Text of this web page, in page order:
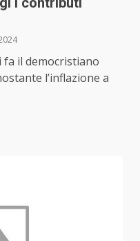
fa il democristiano
l’inflazione a